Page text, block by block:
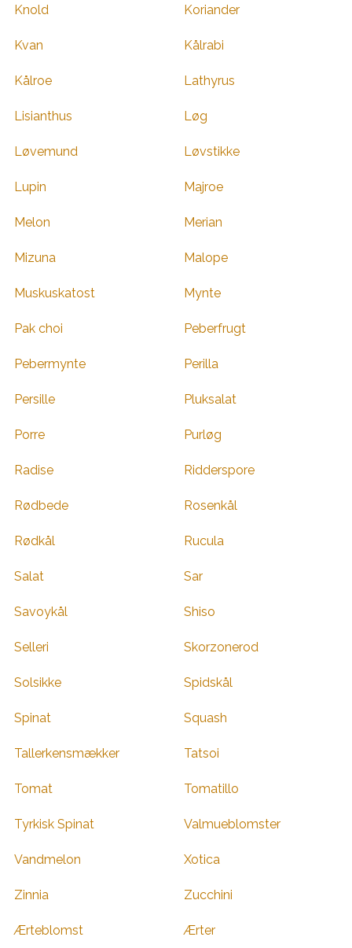
Knold Koriander
Kvan Kålrabi
Kålroe Lathyrus
Lisianthus Løg
Løvemund Løvstikke
Lupin Majroe
Melon Merian
Mizuna Malope
Muskuskatost Mynte
Pak choi Peberfrugt
Pebermynte Perilla
Persille Pluksalat
Porre Purløg
Radise Ridderspore
Rødbede Rosenkål
Rødkål Rucula
Salat Sar
Savoykål Shiso
Selleri Skorzonerod
Solsikke Spidskål
Spinat Squash
Tallerkensmækker Tatsoi
Tomat Tomatillo
Tyrkisk Spinat Valmueblomster
Vandmelon Xotica
Zinnia Zucchini
Ærteblomst Ærter